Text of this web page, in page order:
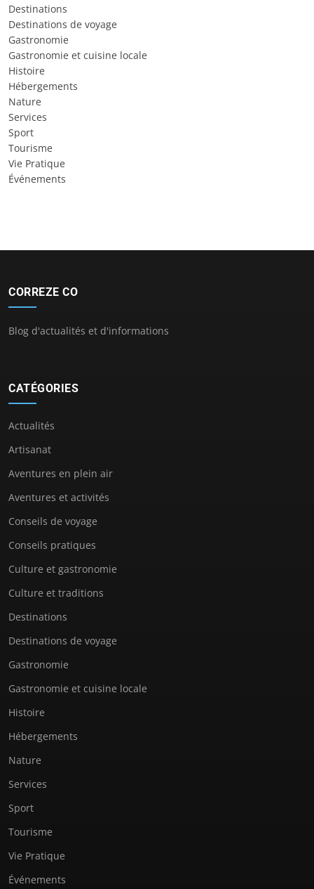
Destinations
Destinations de voyage
Gastronomie
Gastronomie et cuisine locale
Histoire
Hébergements
Nature
Services
Sport
Tourisme
Vie Pratique
Événements
CORREZE CO
Blog d'actualités et d'informations
CATÉGORIES
Actualités
Artisanat
Aventures en plein air
Aventures et activités
Conseils de voyage
Conseils pratiques
Culture et gastronomie
Culture et traditions
Destinations
Destinations de voyage
Gastronomie
Gastronomie et cuisine locale
Histoire
Hébergements
Nature
Services
Sport
Tourisme
Vie Pratique
Événements